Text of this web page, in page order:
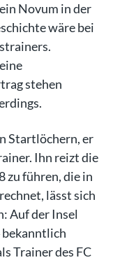
Novum in der
wäre bei
stehen
Startlöchern, er
Ihn reizt die
zu führen, die in
lässt sich
Auf der Insel
Trainer des FC